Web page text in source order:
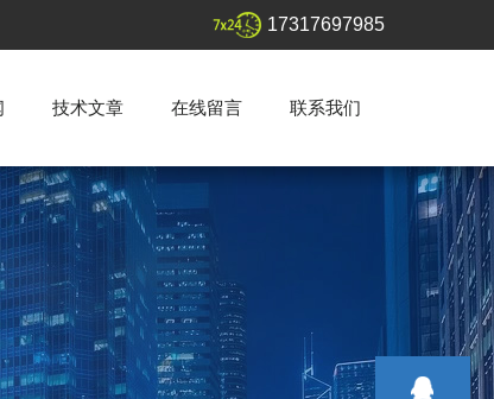
17317697985
技术文章 在线留言 联系我们